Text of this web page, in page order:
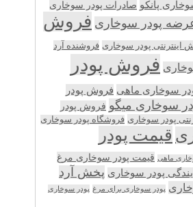
پانکو صادرات پودر سوخاری
پودر سوخاری فروش
اینترنتی پودر سوخاری فروشنده آرد
فروش پودر
سوخاری ماهی فروش پودر
سوخاری میگو فروش پودر
پودر سوخاری فروشگاه پودر سوخاری
قیمت پودر
ماهی قیمت پودر سوخاری مرغ
پودر سوخاری پخش آرد
پودر سوخاری برای مرغ پودر سوخاری